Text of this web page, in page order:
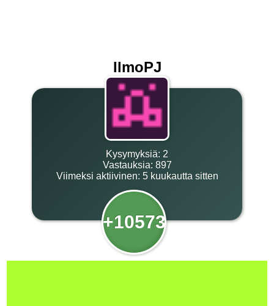
IlmoPJ
Kysymyksiä: 2
Vastauksia: 897
Viimeksi aktiivinen: 5 kuukautta sitten
+10573